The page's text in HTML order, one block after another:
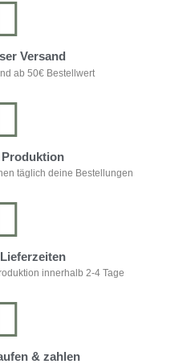
Versand
ab 50€ Bestellwert
täglich deine Bestellungen
innerhalb 2-4 Tage
& zahlen